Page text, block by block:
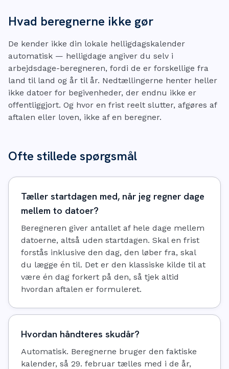
Hvad beregnerne ikke gør
De kender ikke din lokale helligdagskalender
automatisk — helligdage angiver du selv i
arbejdsdage-beregneren, fordi de er forskellige fra
land til land og år til år. Nedtællingerne henter heller
ikke datoer for begivenheder, der endnu ikke er
offentliggjort. Og hvor en frist reelt slutter, afgøres af
aftalen eller loven, ikke af en beregner.
Ofte stillede spørgsmål
Tæller startdagen med, når jeg regner dage
mellem to datoer?
Beregneren giver antallet af hele dage mellem
datoerne, altså uden startdagen. Skal en frist
forstås inklusive den dag, den løber fra, skal
du lægge én til. Det er den klassiske kilde til at
være én dag forkert på den, så tjek altid
hvordan aftalen er formuleret.
Hvordan håndteres skudår?
Automatisk. Beregnerne bruger den faktiske
kalender, så 29. februar tælles med i de år,